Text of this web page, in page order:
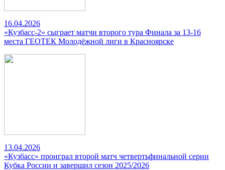
16.04.2026
«Кузбасс-2» сыграет матчи второго тура Финала за 13-16
места ГЕОТЕК Молодёжной лиги в Красноярске
13.04.2026
«Кузбасс» проиграл второй матч четвертьфинальной серии
Кубка России и завершил сезон 2025/2026